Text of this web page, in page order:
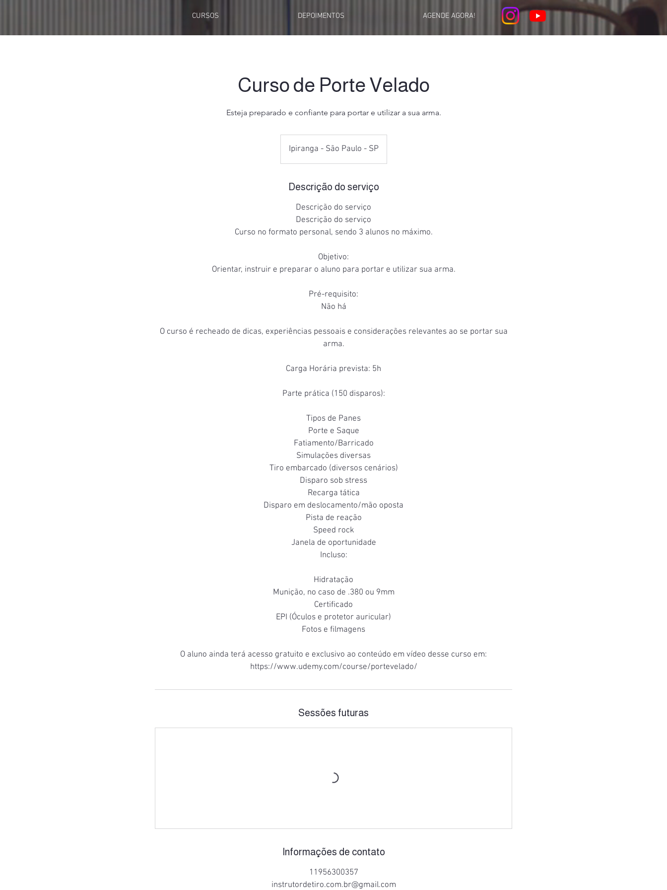
CURSOS DEPOIMENTOS AGENDE AGORA!
Curso de Porte Velado
Esteja preparado e confiante para portar e utilizar a sua arma.
Ipiranga - São Paulo - SP
Descrição do serviço
Descrição do serviço
Descrição do serviço
Curso no formato personal, sendo 3 alunos no máximo.
Objetivo:
Orientar, instruir e preparar o aluno para portar e utilizar sua arma.
Pré-requisito:
Não há
O curso é recheado de dicas, experiências pessoais e considerações relevantes ao se portar sua
arma.
Carga Horária prevista: 5h
Parte prática (150 disparos):
Tipos de Panes
Porte e Saque
Fatiamento/Barricado
Simulações diversas
Tiro embarcado (diversos cenários)
Disparo sob stress
Recarga tática
Disparo em deslocamento/mão oposta
Pista de reação
Speed rock
Janela de oportunidade
Incluso:
Hidratação
Munição, no caso de .380 ou 9mm
Certificado
EPI (Óculos e protetor auricular)
Fotos e filmagens
O aluno ainda terá acesso gratuito e exclusivo ao conteúdo em vídeo desse curso em:
https://www.udemy.com/course/portevelado/
Sessões futuras
Informações de contato
11956300357
instrutordetiro.com.br@gmail.com